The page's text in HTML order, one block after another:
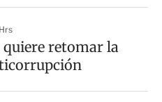
retomar la